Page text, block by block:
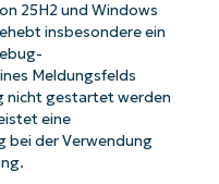
25H2 und Windows
insbesondere ein
Meldungsfelds
nicht gestartet werden
eine
bei der Verwendung